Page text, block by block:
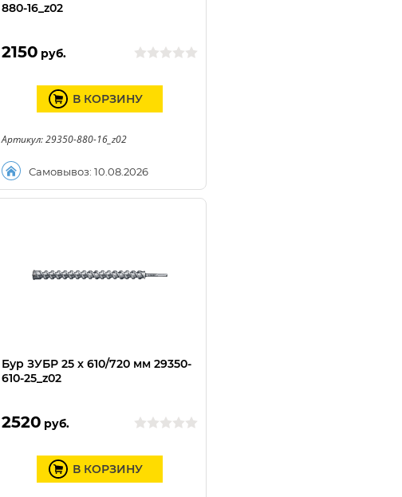
880-16_z02
2150 руб.
Самовывоз: 10.08.2026
В КОРЗИНУ
Артикул: 29350-880-16_z02
Бур ЗУБР 25 x 610/720 мм 29350-
610-25_z02
2520 руб.
В КОРЗИНУ